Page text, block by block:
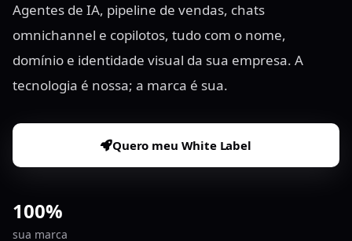
Agentes de IA, pipeline de vendas, chats
omnichannel e copilotos, tudo com o nome,
domínio e identidade visual da sua empresa. A
tecnologia é nossa; a marca é sua.
Quero meu White Label
100%
sua marca